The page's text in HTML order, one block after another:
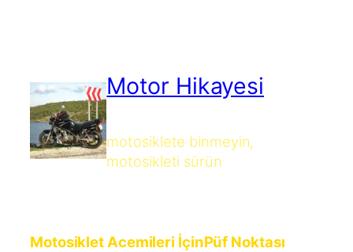
Motor Hikayesi
motosiklete binmeyin,
motosikleti sürün
Motosiklet Acemileri İçinPüf Noktası